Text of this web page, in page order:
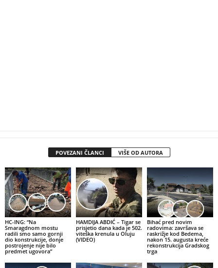
POVEZANI ČLANCI VIŠE OD AUTORA
HC-ING: “Na
Smaragdnom mostu
radili smo samo gornji
dio konstrukcije, donje
postrojenje nije bilo
predmet ugovora”
HAMDIJA ABDIĆ – Tigar se
prisjetio dana kada je 502.
viteška krenula u Oluju
(VIDEO)
Bihać pred novim
radovima: završava se
raskrižje kod Bedema,
nakon 15. augusta kreće
rekonstrukcija Gradskog
trga